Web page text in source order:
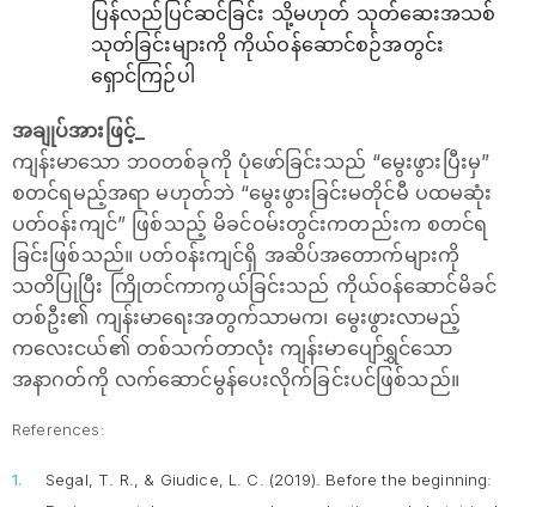
ပြန်လည်ပြင်ဆင်ခြင်း သို့မဟုတ် သုတ်ဆေးအသစ်
သုတ်ခြင်းများကို ကိုယ်ဝန်ဆောင်စဉ်အတွင်း
ရှောင်ကြဉ်ပါ
အချုပ်အားဖြင့်_
ကျန်းမာသော ဘဝတစ်ခုကို ပုံဖော်ခြင်းသည် “မွေးဖွားပြီးမှ”
စတင်ရမည့်အရာ မဟုတ်ဘဲ “မွေးဖွားခြင်းမတိုင်မီ ပထမဆုံး
ပတ်ဝန်းကျင်” ဖြစ်သည့် မိခင်ဝမ်းတွင်းကတည်းက စတင်ရ
ခြင်းဖြစ်သည်။ ပတ်ဝန်းကျင်ရှိ အဆိပ်အတောက်များကို
သတိပြုပြီး ကြိုတင်ကာကွယ်ခြင်းသည် ကိုယ်ဝန်ဆောင်မိခင်
တစ်ဦး၏ ကျန်းမာရေးအတွက်သာမက၊ မွေးဖွားလာမည့်
ကလေးငယ်၏ တစ်သက်တာလုံး ကျန်းမာပျော်ရွှင်သော
အနာဂတ်ကို လက်ဆောင်မွန်ပေးလိုက်ခြင်းပင်ဖြစ်သည်။
References:
Segal, T. R., & Giudice, L. C. (2019). Before the beginning: